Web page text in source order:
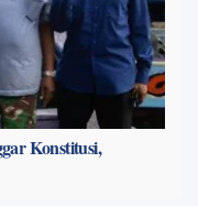
Konstitusi,